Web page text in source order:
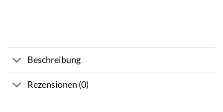
Beschreibung
Rezensionen (0)